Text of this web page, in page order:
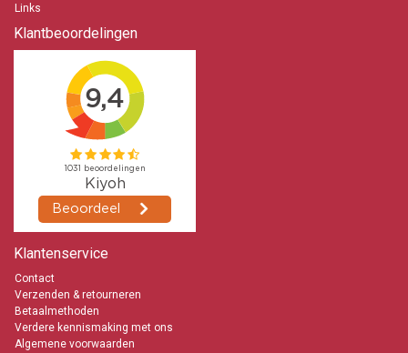
Links
Klantbeoordelingen
Klantenservice
Contact
Verzenden & retourneren
Betaalmethoden
Verdere kennismaking met ons
Algemene voorwaarden